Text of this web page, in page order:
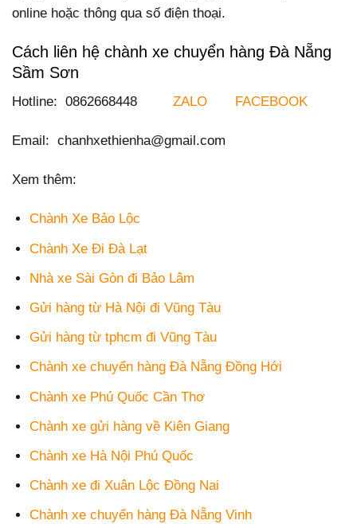
online hoặc thông qua số điện thoại.
Cách liên hệ chành xe chuyển hàng Đà Nẵng
Sầm Sơn
Hotline: 0862668448 ZALO FACEBOOK
Email: chanhxethienha@gmail.com
Xem thêm:
Chành Xe Bảo Lộc
Chành Xe Đi Đà Lạt
Nhà xe Sài Gòn đi Bảo Lâm
Gửi hàng từ Hà Nội đi Vũng Tàu
Gửi hàng từ tphcm đi Vũng Tàu
Chành xe chuyển hàng Đà Nẵng Đồng Hới
Chành xe Phú Quốc Cần Thơ
Chành xe gửi hàng về Kiên Giang
Chành xe Hà Nội Phú Quốc
Chành xe đi Xuân Lộc Đồng Nai
Chành xe chuyển hàng Đà Nẵng Vinh